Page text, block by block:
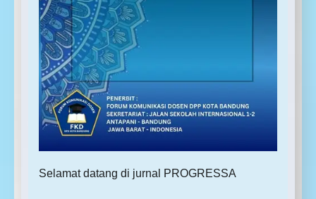
Selamat datang di jurnal PROGRESSA